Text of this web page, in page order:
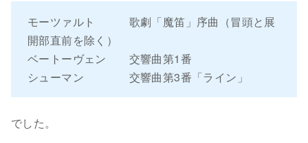
モーツァルト 歌劇「魔笛」序曲（冒頭と展
開部直前を除く）
ベートーヴェン 交響曲第1番
シューマン 交響曲第3番「ライン」
でした。